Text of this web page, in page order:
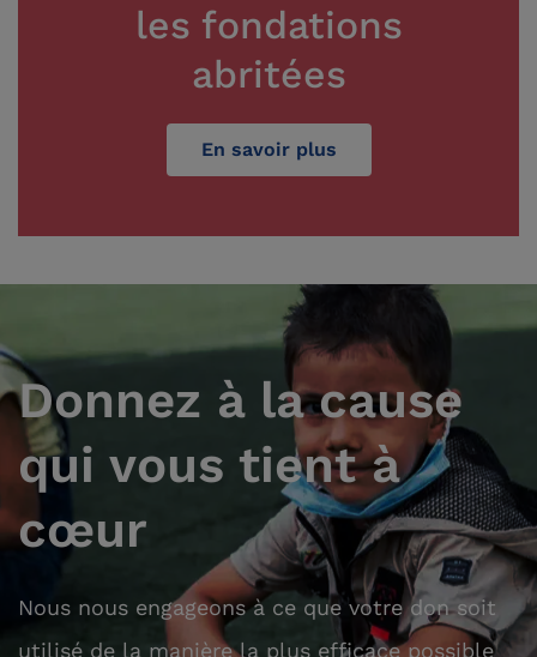
les fondations
abritées
En savoir plus
Donnez à la cause
qui vous tient à
cœur
Nous nous engageons à ce que votre don soit
utilisé de la manière la plus efficace possible